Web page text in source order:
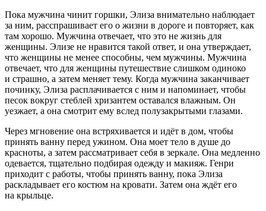
Пока мужчина чинит горшки, Элиза внимательно наблюдает
за ним, расспрашивает его о жизни в дороге и повторяет, как
там хорошо. Мужчина отвечает, что это не жизнь для
женщины. Элизе не нравится такой ответ, и она утверждает,
что женщины не менее способны, чем мужчины. Мужчина
отвечает, что для женщины путешествие слишком одиноко
и страшно, а затем меняет тему. Когда мужчина заканчивает
починку, Элиза расплачивается с ним и напоминает, чтобы
песок вокруг стеблей хризантем оставался влажным. Он
уезжает, а она смотрит ему вслед полузакрытыми глазами.
Через мгновение она встряхивается и идёт в дом, чтобы
принять ванну перед ужином. Она моет тело в душе до
красноты, а затем рассматривает себя в зеркале. Она медленно
одевается, тщательно подбирая одежду и макияж. Генри
приходит с работы, чтобы принять ванну, пока Элиза
раскладывает его костюм на кровати. Затем она ждёт его
на крыльце.